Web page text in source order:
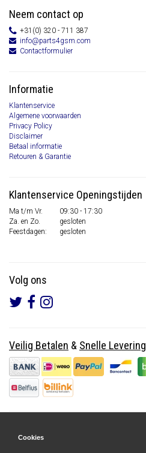
Neem contact op
+31(0) 320 - 711 387
info@parts4gsm.com
Contactformulier
Informatie
Klantenservice
Algemene voorwaarden
Privacy Policy
Disclaimer
Betaal informatie
Retouren & Garantie
Klantenservice Openingstijden
Ma t/m Vr.
09:30 - 17:30
Za. en Zo.
gesloten
Feestdagen:
gesloten
Volg ons
Veilig Betalen & Snelle Levering
Cookies